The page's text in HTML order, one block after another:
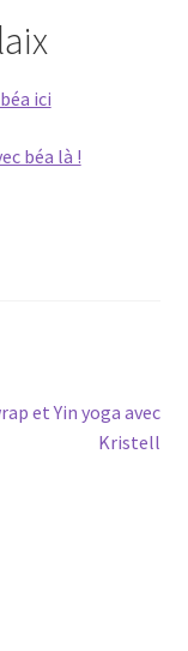
ici
béa là !
et Yin yoga avec
Kristell